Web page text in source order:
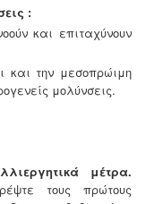
:
και επιταχύνουν
και την μεσοπρώιμη
μολύνσεις.
μέτρα.
τους πρώτους